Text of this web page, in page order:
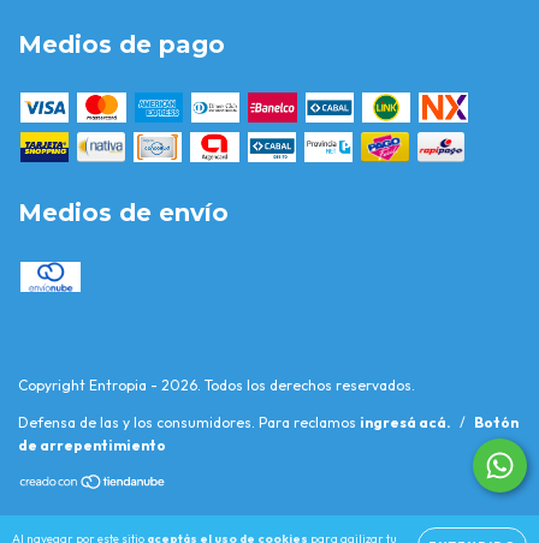
Al navegar por este sitio aceptás el uso de cookies para agilizar tu
Medios de pago
Medios de envío
Copyright Entropia - 2026. Todos los derechos reservados.
Defensa de las y los consumidores. Para reclamos ingresá acá. / Botón
de arrepentimiento